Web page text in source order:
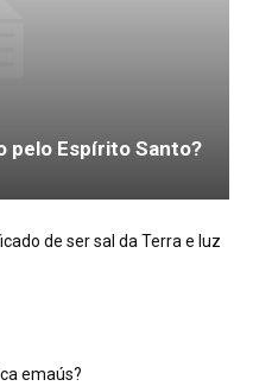
pelo Espírito Santo?
de ser sal da Terra e luz
emaús?